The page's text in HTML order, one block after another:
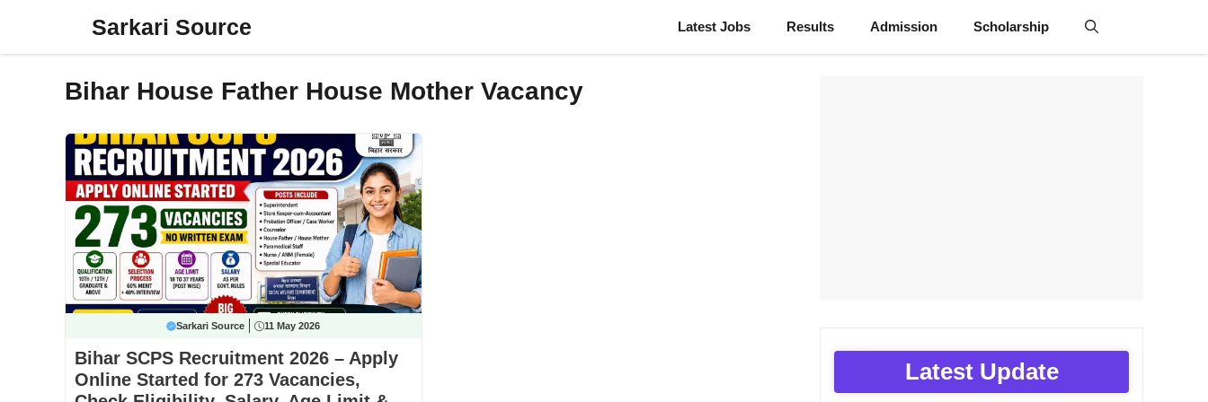
Sarkari Source Latest Jobs Results Admission Scholarship
Bihar House Father House Mother Vacancy
Sarkari Source 11 May 2026
Bihar SCPS Recruitment 2026 – Apply
Online Started for 273 Vacancies,
Latest Update